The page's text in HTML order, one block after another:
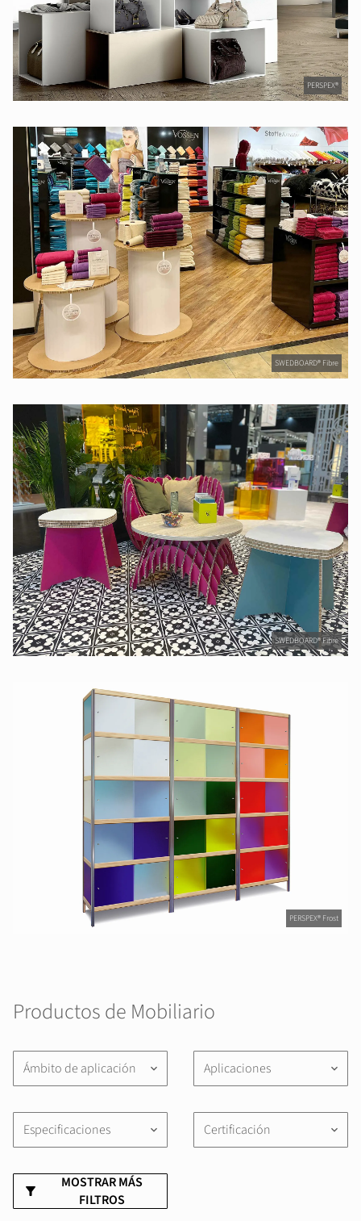
PERSPEX®
SWEDBOARD® Fibre
SWEDBOARD® Fibre
PERSPEX® Frost
Productos de Mobiliario
Ámbito de aplicación keyboard_arrow_down Aplicaciones keyboard_arrow_down
Especificaciones keyboard_arrow_down Certificación keyboard_arrow_down
MOSTRAR MÁS
FILTROS